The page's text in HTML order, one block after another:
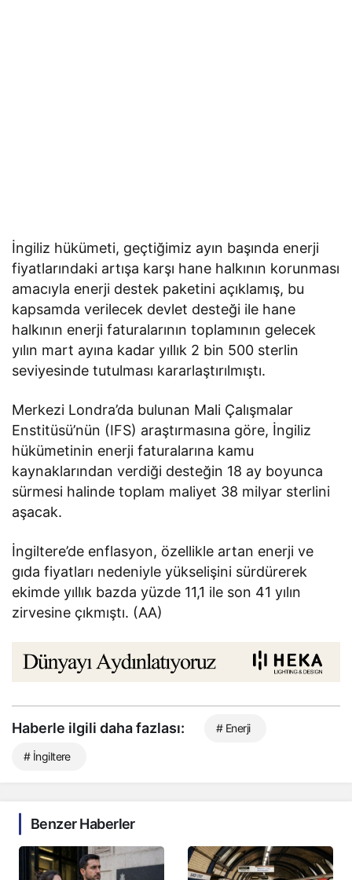
İngiliz hükümeti, geçtiğimiz ayın başında enerji
fiyatlarındaki artışa karşı hane halkının korunması
amacıyla enerji destek paketini açıklamış, bu
kapsamda verilecek devlet desteği ile hane
halkının enerji faturalarının toplamının gelecek
yılın mart ayına kadar yıllık 2 bin 500 sterlin
seviyesinde tutulması kararlaştırılmıştı.
Merkezi Londra’da bulunan Mali Çalışmalar
Enstitüsü’nün (IFS) araştırmasına göre, İngiliz
hükümetinin enerji faturalarına kamu
kaynaklarından verdiği desteğin 18 ay boyunca
sürmesi halinde toplam maliyet 38 milyar sterlini
aşacak.
İngiltere’de enflasyon, özellikle artan enerji ve
gıda fiyatları nedeniyle yükselişini sürdürerek
ekimde yıllık bazda yüzde 11,1 ile son 41 yılın
zirvesine çıkmıştı. (AA)
Haberle ilgili daha fazlası: # Enerji
# İngiltere
Benzer Haberler